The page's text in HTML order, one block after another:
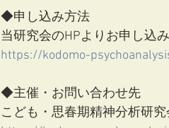
◆申し込み方法
当研究会のHPよりお申し込み
https://kodomo-
◆主催・お問い合わせ先
こども・思春期精神分析研